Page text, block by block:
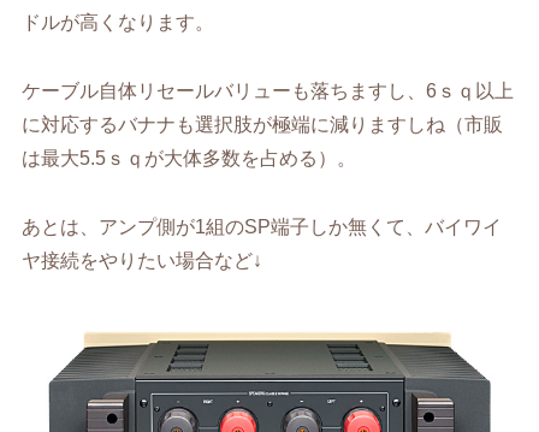
ドルが高くなります。
ケーブル自体リセールバリューも落ちますし、6ｓｑ以上
に対応するバナナも選択肢が極端に減りますしね（市販
は最大5.5ｓｑが大体多数を占める）。
あとは、アンプ側が1組のSP端子しか無くて、バイワイ
ヤ接続をやりたい場合など↓